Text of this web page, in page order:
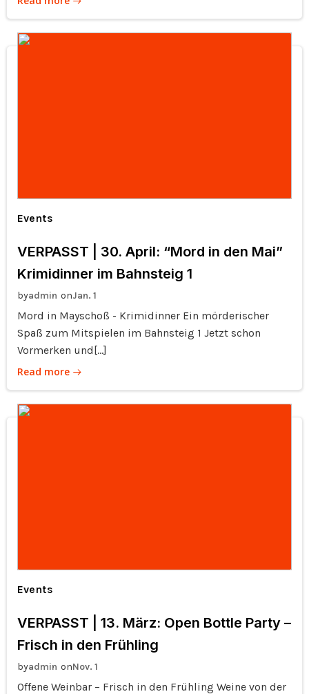
Events
VERPASST | 30. April: “Mord in den Mai”
Krimidinner im Bahnsteig 1
byadmin onJan. 1
Mord in Mayschoß - Krimidinner Ein mörderischer
Spaß zum Mitspielen im Bahnsteig 1 Jetzt schon
Vormerken und[…]
Read more
Events
VERPASST | 13. März: Open Bottle Party –
Frisch in den Frühling
byadmin onNov. 1
Offene Weinbar – Frisch in den Frühling Weine von der